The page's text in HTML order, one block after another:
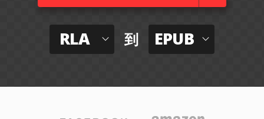
RLA 到 EPUB